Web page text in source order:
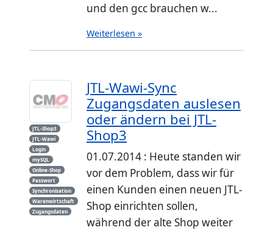
und den gcc brauchen w...
Weiterlesen »
JTL-Shop3
JTL-Wawi
Login
mySQL
Online-Shop
Passwort
Synchronisation
Warenwirtschaft
Zugangsdaten
JTL-Wawi-Sync
Zugangsdaten auslesen
oder ändern bei JTL-
Shop3
01.07.2014 : Heute standen wir
vor dem Problem, dass wir für
einen Kunden einen neuen JTL-
Shop einrichten sollen,
während der alte Shop weiter